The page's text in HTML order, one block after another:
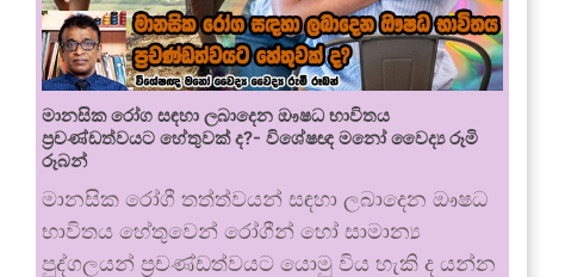
මානසික රෝග සඳහා ලබාදෙන ඖෂධ භාවිතය
ප්‍රචණ්ඩත්වයට හේතුවක් ද?- විශේෂඥ මනෝ වෛද්‍ය රූමි
රූබන්
මානසික රෝගී තත්ත්වයන් සඳහා ලබාදෙන ඖෂධ
භාවිතය හේතුවෙන් රෝගීන් හෝ සාමාන්‍ය
පුද්ගලයන් ප්‍රචණ්ඩත්වයට යොමු විය හැකි ද යන්න